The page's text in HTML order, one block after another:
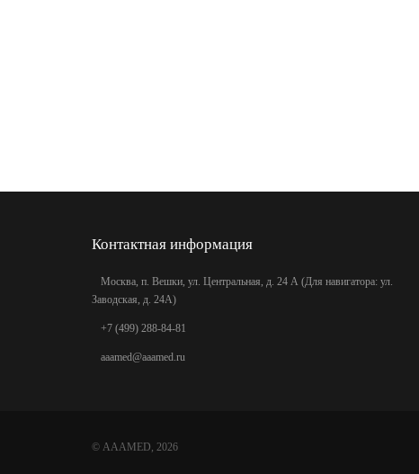
Контактная информация
Москва, п. Вешки, ул. Центральная, д. 24 А (Для навигатора: ул.
Заводская, д. 24А)
+7 (499) 288-84-81
aaamed@aaamed.ru
© AAAMED, 2026